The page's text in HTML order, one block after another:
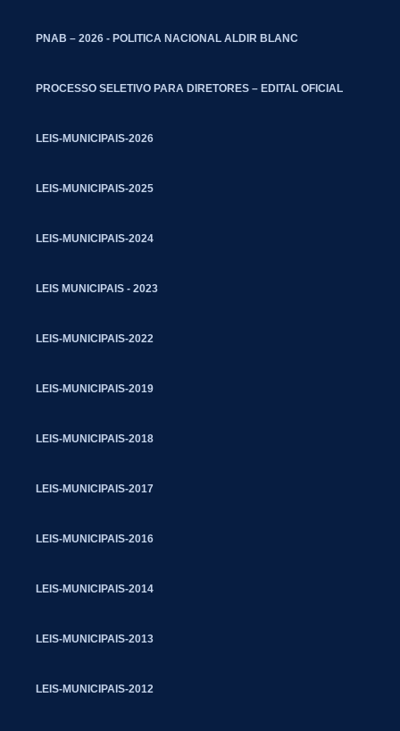
PNAB – 2026 - POLITICA NACIONAL ALDIR BLANC
PROCESSO SELETIVO PARA DIRETORES – EDITAL OFICIAL
LEIS-MUNICIPAIS-2026
LEIS-MUNICIPAIS-2025
LEIS-MUNICIPAIS-2024
LEIS MUNICIPAIS - 2023
LEIS-MUNICIPAIS-2022
LEIS-MUNICIPAIS-2019
LEIS-MUNICIPAIS-2018
LEIS-MUNICIPAIS-2017
LEIS-MUNICIPAIS-2016
LEIS-MUNICIPAIS-2014
LEIS-MUNICIPAIS-2013
LEIS-MUNICIPAIS-2012